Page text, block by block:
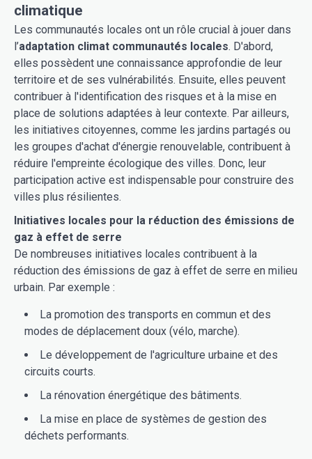
climatique
Les communautés locales ont un rôle crucial à jouer dans
l’adaptation climat communautés locales. D'abord,
elles possèdent une connaissance approfondie de leur
territoire et de ses vulnérabilités. Ensuite, elles peuvent
contribuer à l'identification des risques et à la mise en
place de solutions adaptées à leur contexte. Par ailleurs,
les initiatives citoyennes, comme les jardins partagés ou
les groupes d'achat d'énergie renouvelable, contribuent à
réduire l'empreinte écologique des villes. Donc, leur
participation active est indispensable pour construire des
villes plus résilientes.
Initiatives locales pour la réduction des émissions de
gaz à effet de serre
De nombreuses initiatives locales contribuent à la
réduction des émissions de gaz à effet de serre en milieu
urbain. Par exemple :
La promotion des transports en commun et des
modes de déplacement doux (vélo, marche).
Le développement de l'agriculture urbaine et des
circuits courts.
La rénovation énergétique des bâtiments.
La mise en place de systèmes de gestion des
déchets performants.